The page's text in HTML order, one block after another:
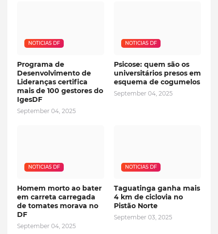
NOTICIAS DF
Programa de
Desenvolvimento de
Lideranças certifica
mais de 100 gestores do
IgesDF
September 04, 2025
NOTICIAS DF
Psicose: quem são os
universitários presos em
esquema de cogumelos
September 04, 2025
NOTICIAS DF
Homem morto ao bater
em carreta carregada
de tomates morava no
DF
September 04, 2025
NOTICIAS DF
Taguatinga ganha mais
4 km de ciclovia no
Pistão Norte
September 03, 2025